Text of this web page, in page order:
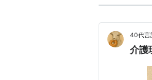
40代言
介護